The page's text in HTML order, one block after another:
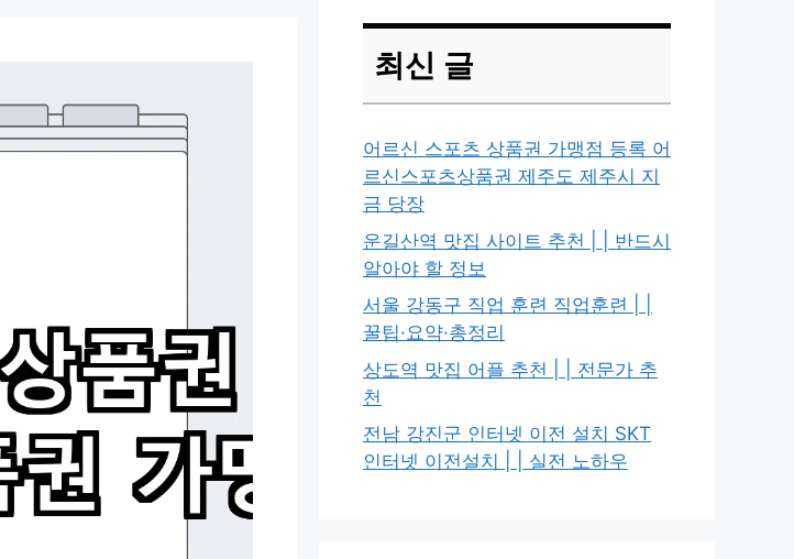
최신 글
어르신 스포츠 상품권 가맹점 등록 어
르신스포츠상품권 제주도 제주시 지
금 당장
운길산역 맛집 사이트 추천 | | 반드시
알아야 할 정보
서울 강동구 직업 훈련 직업훈련 | |
꿀팁·요약·총정리
상도역 맛집 어플 추천 | | 전문가 추
천
전남 강진군 인터넷 이전 설치 SKT
인터넷 이전설치 | | 실전 노하우